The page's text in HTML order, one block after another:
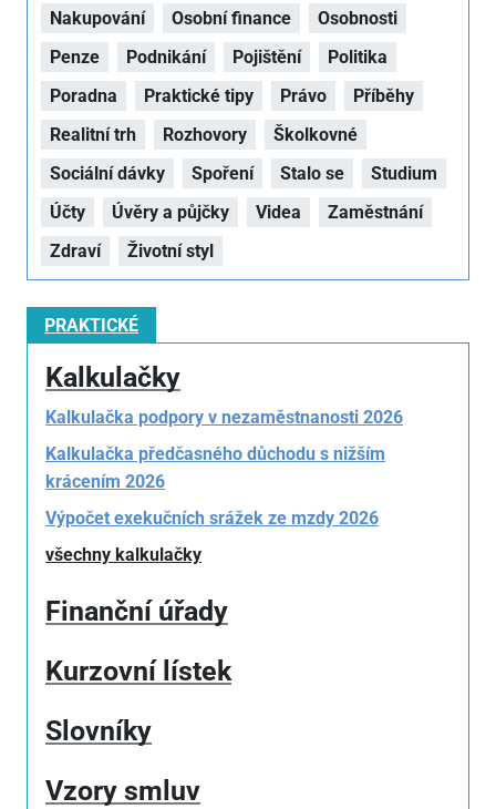
Nakupování Osobní finance
Osobnosti
Penze
Podnikání Pojištění
Politika
Poradna
Praktické tipy Právo
Příběhy
Realitní trh
Rozhovory
Školkovné
Sociální dávky
Spoření Stalo se
Studium
Účty
Úvěry a půjčky Videa
Zaměstnání
Zdraví
Životní styl
PRAKTICKÉ
Kalkulačky
Kalkulačka podpory v nezaměstnanosti 2026
Kalkulačka předčasného důchodu s nižším
krácením 2026
Výpočet exekučních srážek ze mzdy 2026
všechny kalkulačky
Finanční úřady
Kurzovní lístek
Slovníky
Vzory smluv